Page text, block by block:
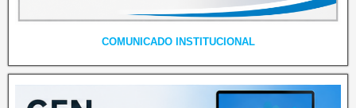
COMUNICADO INSTITUCIONAL